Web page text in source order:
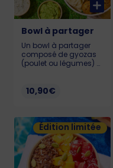
Bowl à partager
Un bowl à partager
composé de gyozas
(poulet ou légumes) et
sauces gourmandes
saveurs. Allergènes :
Gluten, soja, sésame
753 kcal
10,90€
Édition limitée